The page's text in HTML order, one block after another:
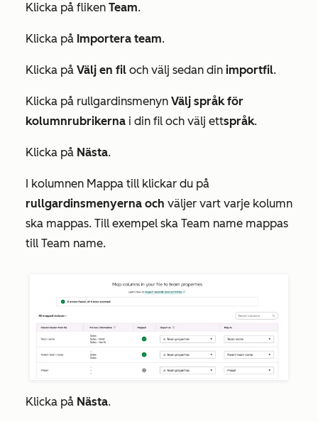
Klicka på fliken Team.
Klicka på Importera team.
Klicka på Välj en fil och välj sedan din importfil.
Klicka på rullgardinsmenyn Välj språk för
kolumnrubrikerna i din fil och välj ettspråk.
Klicka på Nästa.
I kolumnen Mappa till klickar du på
rullgardinsmenyerna och väljer vart varje kolumn
ska mappas. Till exempel ska Team name mappas
till Team name.
Klicka på Nästa.